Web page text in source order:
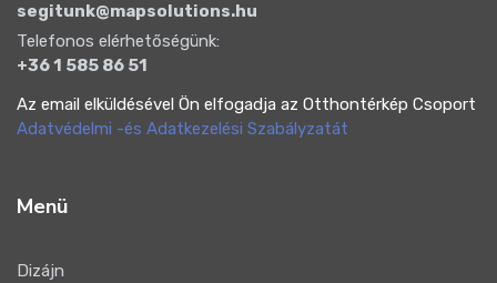
segitunk@mapsolutions.hu
Telefonos elérhetőségünk:
+36 1 585 86 51
Az email elküldésével Ön elfogadja az Otthontérkép Csoport
Adatvédelmi -és Adatkezelési Szabályzatát
Menü
Dizájn